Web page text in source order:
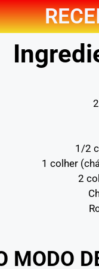
1/2
1 colher
2
MODO